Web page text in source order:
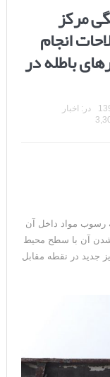
مرکز
انجام
باطله در
در: اخبار
رسوب مواد داخل آن
آن با سطح محیط
جدید در نقطه مقابل